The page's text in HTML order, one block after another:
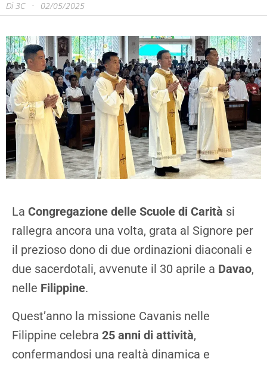
Di 3C 02/05/2025
La Congregazione delle Scuole di Carità si
rallegra ancora una volta, grata al Signore per
il prezioso dono di due ordinazioni diaconali e
due sacerdotali, avvenute il 30 aprile a Davao,
nelle Filippine.
Quest’anno la missione Cavanis nelle
Filippine celebra 25 anni di attività,
confermandosi una realtà dinamica e